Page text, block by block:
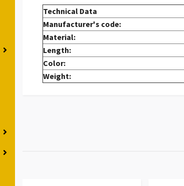
Technical Data
Manufacturer's code:
Material:
Length:
Color:
Weight: